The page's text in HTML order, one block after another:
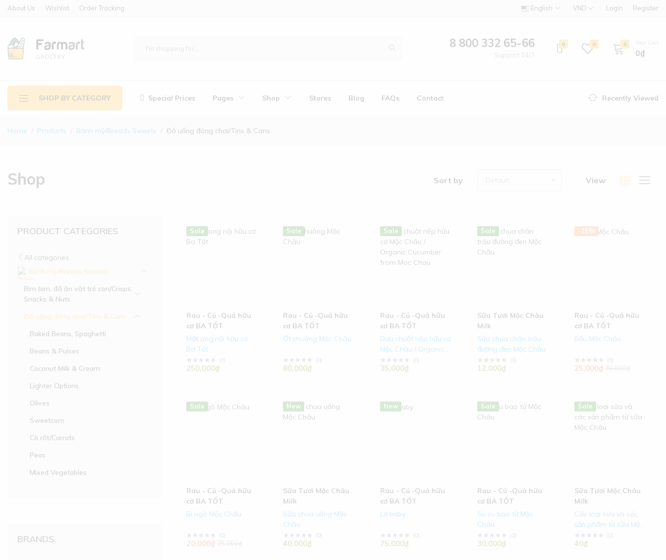
About Us Wishlist Order Tracking English VND Login Register
8 800 332 65-66 0 0 0
0₫
SHOP BY CATEGORY Special Prices Pages Shop Stores Blog FAQs Contact Recently Viewed
Home Products Bánh mỳ/Breads Sweets Đồ uống đóng chai/Tins & Cans
Shop Sort by View
PRODUCT CATEGORIES
All categories
Bánh mỳ/Breads Sweets
Bim bim, đồ ăn vặt trẻ con/Crisps,
Snacks & Nuts
Đồ uống đóng chai/Tins & Cans
Baked Beans, Spaghetti
Beans & Pulses
Coconut Milk & Cream
Lighter Options
Olives
Sweetcorn
Cà rốt/Carrots
Peas
Mixed Vegetables
BRANDS
Hot
New
Sale
Rau - Củ -Quả hữu
cơ BA TỐT
Mật ong nội hữu cơ
Ba Tốt
(0)
250,000₫
Hot
New
Sale
Rau - Củ -Quả hữu
cơ BA TỐT
Ớt chuông Mộc Châu
(0)
80,000₫
Hot
Sale
Rau - Củ -Quả hữu
cơ BA TỐT
Dưa chuột nếp hữu cơ
Mộc Châu / Organic
Cucumber from Moc
Chau
(0)
35,000₫
Hot
New
Sale
Sữa Tươi Mộc Châu
Milk
Sữa chua chân trâu
đường đen Mộc Châu
(0)
12,000₫
-16%
Rau - Củ -Quả hữu
cơ BA TỐT
Bầu Mộc Châu
(0)
25,000₫
Hot
New
Sale
Rau - Củ -Quả hữu
cơ BA TỐT
Bí ngô Mộc Châu
(0)
20,000₫
Hot
New
Sữa Tươi Mộc Châu
Milk
Sữa chua uống Mộc
Châu
(0)
40,000₫
New
Rau - Củ -Quả hữu
cơ BA TỐT
Lơ baby
(0)
75,000₫
Hot
Sale
Rau - Củ -Quả hữu
cơ BA TỐT
Su su bao tử Mộc
Châu
(0)
30,000₫
Hot
New
Sale
Sữa Tươi Mộc Châu
Milk
Các loại sữa và các
sản phẩm từ sữa Mộc
(0)
40₫